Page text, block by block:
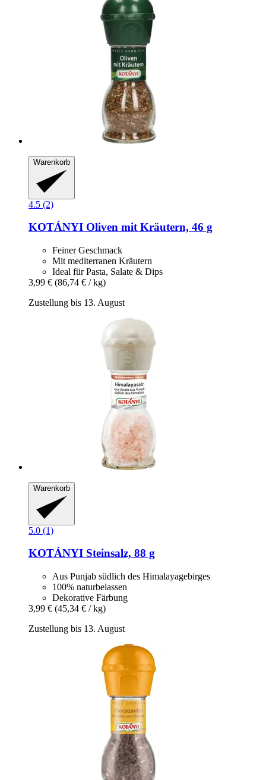
Warenkorb
4.5 (2)
KOTÁNYI Oliven mit Kräutern, 46 g
Feiner Geschmack
Mit mediterranen Kräutern
Ideal für Pasta, Salate & Dips
3,99 € (86,74 € / kg)
Zustellung bis 13. August
Warenkorb
5.0 (1)
KOTÁNYI Steinsalz, 88 g
Aus Punjab südlich des Himalayagebirges
100% naturbelassen
Dekorative Färbung
3,99 € (45,34 € / kg)
Zustellung bis 13. August